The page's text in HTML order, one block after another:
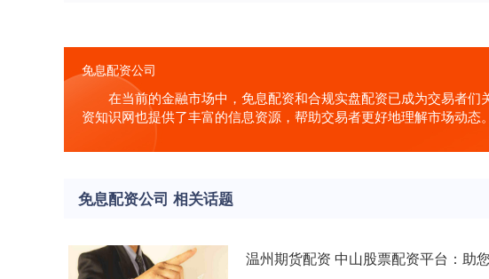
免息配资公司
在当前的金融市场中，免息配资和合规实盘配资已成为交易者
资知识网也提供了丰富的信息资源，帮助交易者更好地理解市场动态。
免息配资公司 相关话题
温州期货配资 中山股票配资平台：助